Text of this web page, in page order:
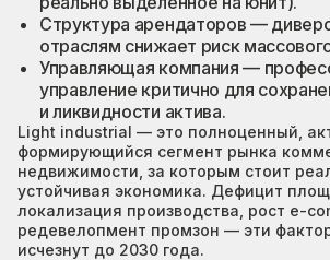
Структура арендаторов —
отраслям снижает риск
Управляющая компания —
управление критично для
и ликвидности актива.
Light industrial — это полноценный,
формирующийся сегмент рынка
недвижимости, за которым стоит
устойчивая экономика. Дефицит
локализация производства, рост e-
редевелопмент промзон — эти
исчезнут до 2030 года.